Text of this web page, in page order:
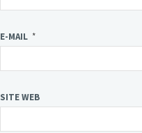
E-MAIL *
SITE WEB